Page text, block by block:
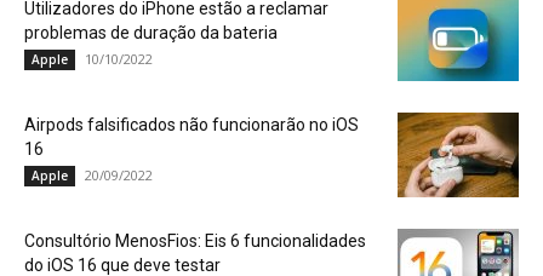
Utilizadores do iPhone estão a reclamar
problemas de duração da bateria
Apple 10/10/2022
Airpods falsificados não funcionarão no iOS
16
Apple 20/09/2022
Consultório MenosFios: Eis 6 funcionalidades
do iOS 16 que deve testar